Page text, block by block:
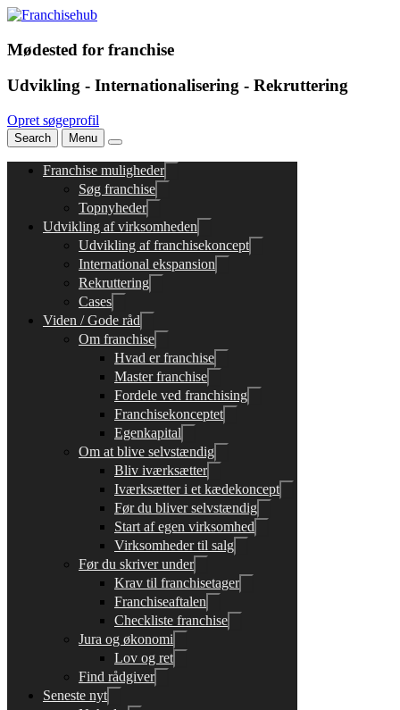
Mødested for franchise
Udvikling - Internationalisering - Rekruttering
Opret søgeprofil
Search Menu
Franchise muligheder
Søg franchise
Topnyheder
Udvikling af virksomheden
Udvikling af franchisekoncept
International ekspansion
Rekruttering
Cases
Viden / Gode råd
Om franchise
Hvad er franchise
Master franchise
Fordele ved franchising
Franchisekonceptet
Egenkapital
Om at blive selvstændig
Bliv iværksætter
Iværksætter i et kædekoncept
Før du bliver selvstændig
Start af egen virksomhed
Virksomheder til salg
Før du skriver under
Krav til franchisetager
Franchiseaftalen
Checkliste franchise
Jura og økonomi
Lov og ret
Find rådgiver
Seneste nyt